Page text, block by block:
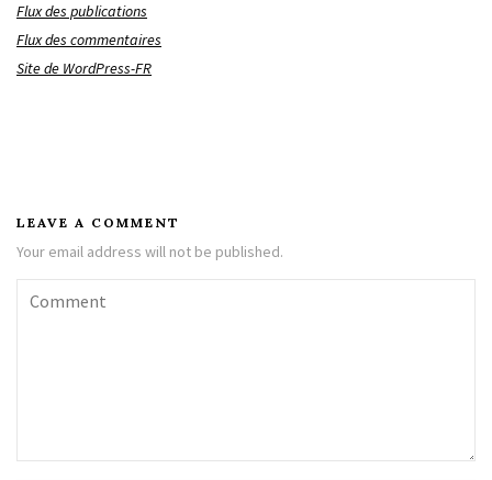
Flux des publications
Flux des commentaires
Site de WordPress-FR
LEAVE A COMMENT
Your email address will not be published.